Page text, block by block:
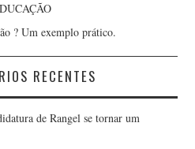
? Um exemplo prático.
RECENTES
de Rangel se tornar um